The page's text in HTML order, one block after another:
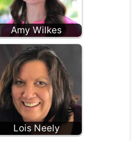
Amy Wilkes
Lois Neely